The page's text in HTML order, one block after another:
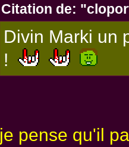
Citation de:
Divin Marki
!
je pense qu'il